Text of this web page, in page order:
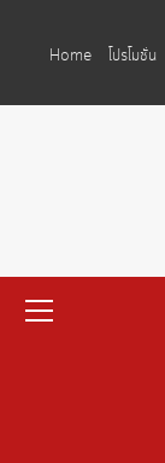
Home
โปรโมชั่น
Menu